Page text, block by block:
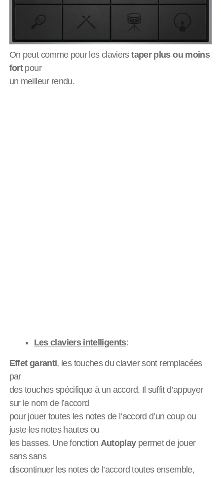
On peut comme pour les clavierstaper plus ou moins
fortpour
un meilleur rendu.
Les claviers intelligents:
Effet garanti, les touches du clavier sont remplacées
par
des touches spécifique à un accord. Il suffit d’appuyer
sur le nom de l’accord
pour jouer toutes les notes de l’accord d’un coup ou
juste les notes hautes ou
les basses. Une fonction Autoplaypermet de jouer
sans sans
discontinuer les notes de l’accord toutes ensemble,